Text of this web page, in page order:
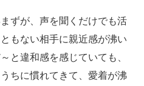
ずが、声を聞くだけでも活
もない相手に親近感が沸い
と違和感を感じていても、
ちに慣れてきて、愛着が沸